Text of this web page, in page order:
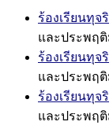
ร้องเรียนทุ
และประพฤ
ร้องเรียนทุ
และประพฤ
ร้องเรียนทุ
และประพฤ